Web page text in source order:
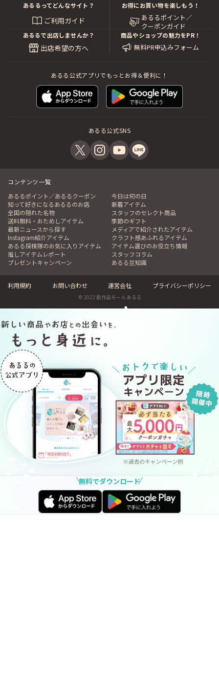
あるるってどんなサイト？
ご利用ガイド
お得にお買い物を楽しもう！
あるるポイント／
クーポンガイド
あるるで出店しませんか？
出店希望の方へ
商品やショップの魅力をPR！
無料PR申込みフォーム
あるる公式アプリでもっとお得＆便利に！
あるる公式SNS
コンテンツ一覧
あるるポイント／あるるクーポン
今日は何の日
知って好きになるあるるのお店
新着アイテム
全国の隠れた名物
スタッフのセレクト商品
送料無料・おためしアイテム
季節のギフト
最新ニュースから探す
メディアで紹介されたアイテム
Instagram紹介アイテム
クラフト感あふれるアイテム
あるる探検隊のお気に入りアイテム
アイテム選びのお役立ち情報
推しアイテムレポート
スタッフコラム
プレゼントキャンペーン
あるる豆知識
利用規約 お問い合わせ 運営会社 プライバシーポリシー
© 2022 創作品モール あるる
無料でダウンロード